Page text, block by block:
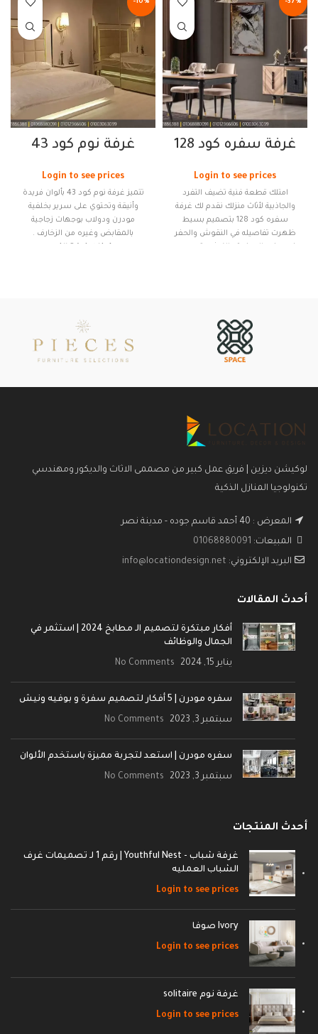
-37%
غرفة سفره كود 128
Login to see prices
امتلك قطعة فنية تضيف التفرد
والجاذبية لأثاث منزلك نقدم لك غرفة
سفره كود 128 بتصميم بسيط
ظهرت تفاصيله في النقوش والحفر
للأثاث
غرفة سفره 128 من الكتالوج الجديد لـ
لغرف السفره في لوكيشن ديزاين .
ضمان 10 سنوات علي الأخشاب ضد
عيوب الصناعة .
فوائد باختلاف انظمة التقسيط .
عنوان المعرض : 51 احمد قاسم
-10%
غرفة نوم كود 43
Login to see prices
تتميز غرفة نوم كود 43 بألوان فريدة
وأنيقة وتحتوي على سرير بخلفية
مودرن ودولاب بوجهات زجاجية
بالمقابض وغيره من الزخارف .
تسريحة
ضمان 10 سنوات علي الأخشاب ضد
عيوب الصناعة . متاح التقسيط لمدة
لوكيشن ديزين | فريق عمل كبير من مصممى الاثاث والديكور ومهندسي
تكنولوجيا المنازل الذكية
المعرض : 40 أحمد قاسم جوده - مدينة نصر
المبيعات: 01068880091
البريد الإلكتروني: info@locationdesign.net
أحدث المقالات
أفكار مبتكرة لتصميم الـ مطابخ 2024 | استثمر في
الجمال والوظائف
يناير 15, 2024 No Comments
سفره مودرن | 5 أفكار لتصميم سفرة و بوفيه ونيش
سبتمبر 3, 2023 No Comments
سفره مودرن | استعد لتجربة مميزة باستخدم الألوان
سبتمبر 3, 2023 No Comments
أحدث المنتجات
غرفة شباب - Youthful Nest | رقم 1 لـ تصميمات غرف
الشباب العمليه
Login to see prices
Ivory صوفا
Login to see prices
غرفة نوم solitaire
Login to see prices